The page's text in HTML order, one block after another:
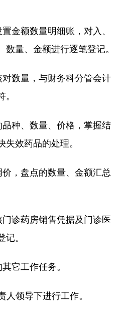
金额数量明细账，对入、
数量、金额进行逐笔登记。
数量，与财务科分管会计
种、数量、价格，掌握结
失效药品的处理。
，盘点的数量、金额汇总
诊药房销售凭据及门诊医
记。
它工作任务。
人领导下进行工作。